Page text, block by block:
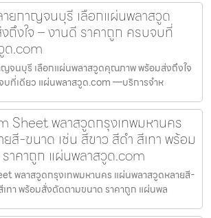
ยกาญจนบุรี เลือกแผ่นพลาสวูด
งใจ – งานดี ราคาถูก ครบจบที่
ด.com
จนบุรี เลือกแผ่นพลาสวูดคุณภาพ พร้อมส่งถึงใจ
บที่เดียว แผ่นพลาสวูด.com —บริการจำห
Sheet พลาสวูดกรุงเทพมหานคร
สี-ขนาด เช่น สีขาว สีดำ สีเทา พร้อม
าคาถูก แผ่นพลาสวูด.com
พลาสวูดกรุงเทพมหานคร แผ่นพลาสวูดหลายสี-
เทา พร้อมสั่งตัดตามขนาด ราคาถูก แผ่นพล